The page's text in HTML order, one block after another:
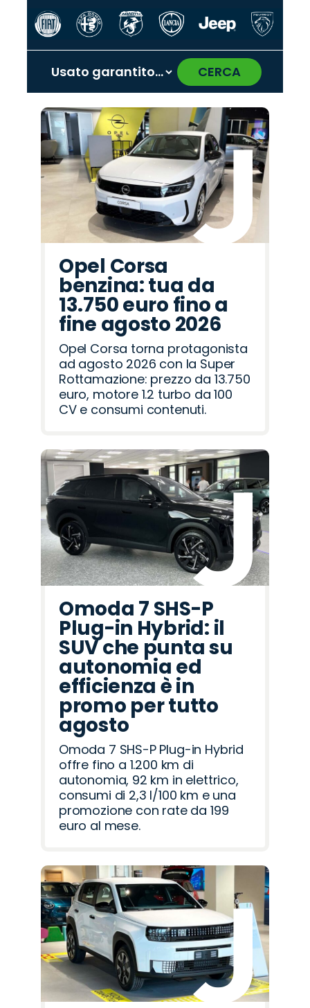
CERCA
Promo
Cupra
Promo
Jaecoo
Promo
Hyundai
Promo
Abarth
Promo
Peugeot
Promo
Alfa
Romeo
Promo
Seat
Promo
Mazda
Promo
Land
Rover
Promo
Omoda
Promo
Opel
Promo
Citroën
Promo
Jeep
Promo
Fiat
Promo
Lancia
‹ ›
Opel Corsa
benzina: tua da
13.750 euro fino a
fine agosto 2026
Opel Corsa torna protagonista
ad agosto 2026 con la Super
Rottamazione: prezzo da 13.750
euro, motore 1.2 turbo da 100
CV e consumi contenuti.
Omoda 7 SHS-P
Plug-in Hybrid: il
SUV che punta su
autonomia ed
efficienza è in
promo per tutto
agosto
Omoda 7 SHS-P Plug-in Hybrid
offre fino a 1.200 km di
autonomia, 92 km in elettrico,
consumi di 2,3 l/100 km e una
promozione con rate da 199
euro al mese.